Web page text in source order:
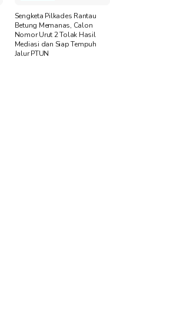
Sengketa Pilkades Rantau
Betung Memanas, Calon
Nomor Urut 2 Tolak Hasil
Mediasi dan Siap Tempuh
Jalur PTUN